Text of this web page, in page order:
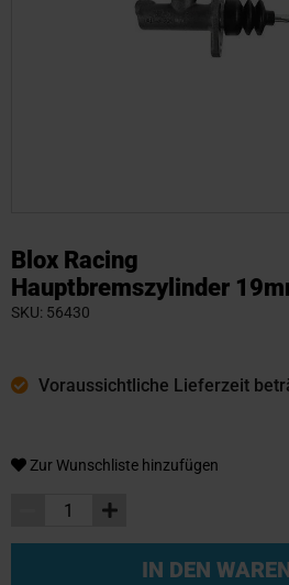
Blox Racing
Hauptbremszylinder
SKU 56430
Voraussichtliche Lieferzeit
Zur Wunschliste hinzufügen
IN DEN
Anfang
der
Bildgalerie